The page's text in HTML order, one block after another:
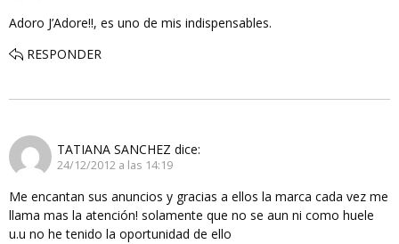
Adoro J’Adore!!, es uno de mis indispensables.
RESPONDER
TATIANA SANCHEZ dice:
24/12/2012 a las 14:19
Me encantan sus anuncios y gracias a ellos la marca cada vez me
llama mas la atención! solamente que no se aun ni como huele
u.u no he tenido la oportunidad de ello